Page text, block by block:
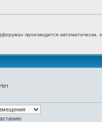
производится автоматически,
Нет